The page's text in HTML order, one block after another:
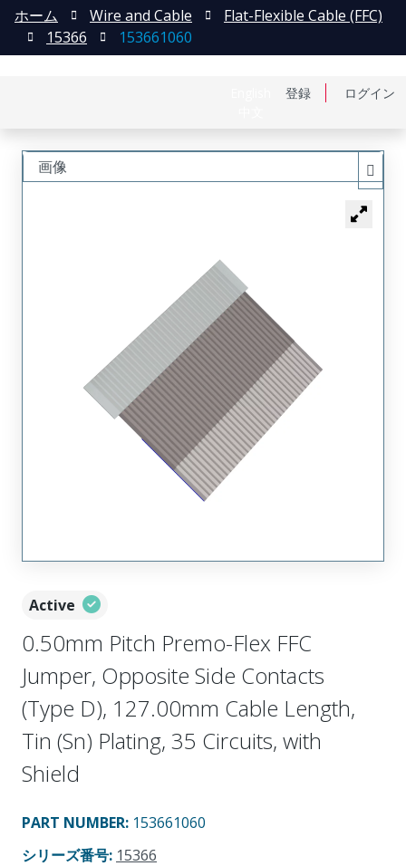
登録 ログイン
ホーム Wire and Cable
Flat-Flexible Cable (FFC)
15366
153661060
Active
0.50mm Pitch Premo-Flex FFC
Jumper, Opposite Side Contacts
(Type D), 127.00mm Cable Length,
Tin (Sn) Plating, 35 Circuits, with
Shield
PART NUMBER: 153661060
シリーズ番号: 15366
画像